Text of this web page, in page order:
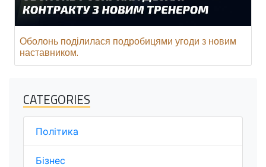
Оболонь поділилася подробицями угоди з новим
наставником.
CATEGORIES
Політика
Бізнес